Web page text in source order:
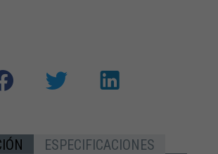
ESPECIFICACIONES